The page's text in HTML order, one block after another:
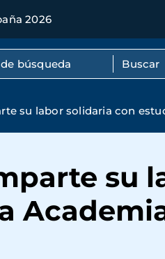
2026
completo
su labor solidaria con
su